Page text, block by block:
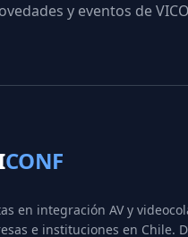
y eventos de
CONF
en integración AV y
e instituciones en Chile.